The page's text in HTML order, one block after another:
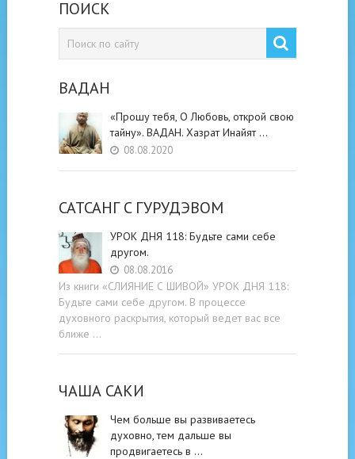
ПОИСК
ВАДАН
«Прошу тебя, О Любовь, открой свою
тайну». ВАДАН. Хазрат Инайят …
08.08.2020
САТСАНГ C ГУРУДЭВОМ
УРОК ДНЯ 118: Будьте cами cебе
другом.
08.08.2016
Из книги «СЛИЯНИЕ С ШИВОЙ» УРОК ДНЯ 118:
Будьте cами cебе другом. В процессе
духовного раскрытия, который ведет вас все
ближе …
ЧАША САКИ
Чем больше вы развиваетесь
духовно, тем дальше вы
продвигаетесь в …